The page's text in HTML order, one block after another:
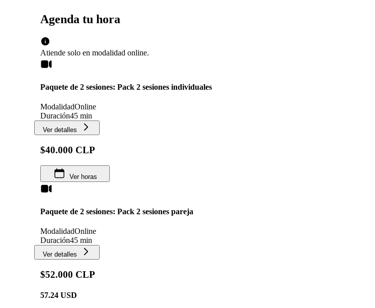
Agenda tu hora
Atiende solo en modalidad online.
Paquete de 2 sesiones: Pack 2 sesiones individuales
ModalidadOnline
Duración45 min
Ver detalles
$40.000 CLP
Ver horas
Paquete de 2 sesiones: Pack 2 sesiones pareja
ModalidadOnline
Duración45 min
Ver detalles
$52.000 CLP
57.24 USD